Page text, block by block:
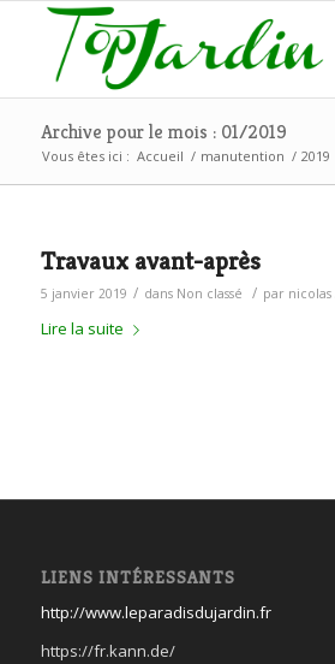
Archive pour le mois : 01/2019
Vous êtes ici : Accueil / manutention / 2019
Travaux avant-après
5 janvier 2019 / dans Non classé / par
Lire la suite
LIENS INTÉRESSANTS
http://www.leparadisdujardin.fr
https://fr.kann.de/